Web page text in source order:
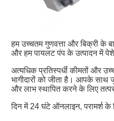
हम उच्चतम गुणवत्ता और बिक्री के
और हम पायलट पंप के उत्पादन में
अत्यधिक प्रतिस्पर्धी कीमतों और
भागीदारों को जीता है। आपके
और लाभ स्थापित करने के लिए
दिन में 24 घंटे ऑनलाइन, परामर्श के